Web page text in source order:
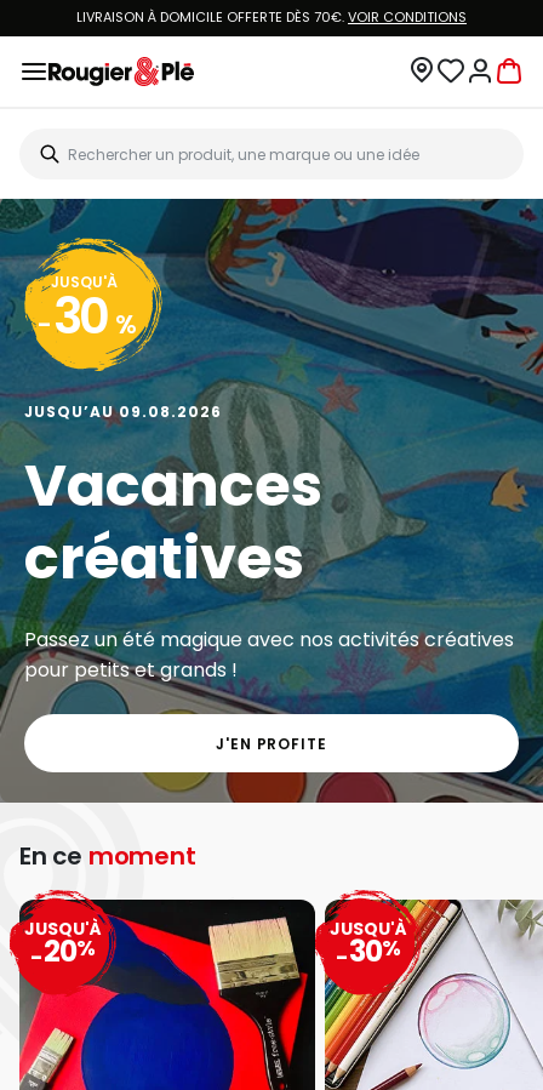
LIVRAISON À DOMICILE OFFERTE DÈS 70€.VOIR CONDITIONS
JUSQU'À
- 30 %
JUSQU’AU 09.08.2026
Vacances
créatives
Passez un été magique avec nos activités créatives
pour petits et grands !
J'EN PROFITE
En ce moment
JUSQU'À
-20%
JUSQU'À
-30%